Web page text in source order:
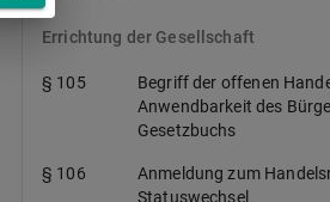
Errichtung der Gesellschaft
§ 105
Begriff der offenen
Anwendbarkeit des
Gesetzbuchs
§ 106
Anmeldung zum
Statuswechsel